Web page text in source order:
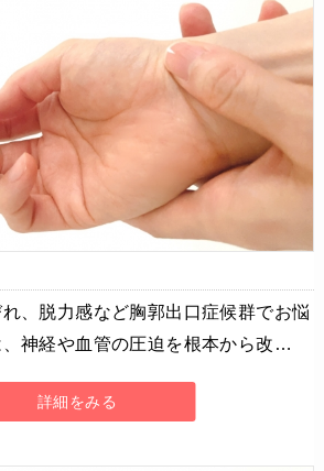
、脱力感など胸郭出口症候群でお悩
神経や血管の圧迫を根本から改…
詳細をみる